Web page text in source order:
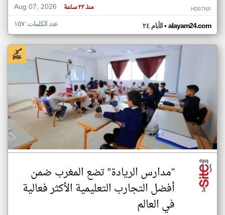
Aug 07, 2026
منذ ٢٣ ساعة HD07NX
الأيام ٢٤• alayam24.com عدد الكلمات: ١٥٧
"مدارس الريادة” تضع المغرب ضمن
أفضل التجارب التعليمية الأكثر فعالية
في العالم